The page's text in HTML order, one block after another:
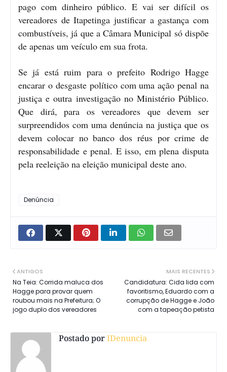
pago com dinheiro público. E vai ser difícil os
vereadores de Itapetinga justificar a gastança com
combustíveis, já que a Câmara Municipal só dispõe
de apenas um veículo em sua frota.
Se já está ruim para o prefeito Rodrigo Hagge
encarar o desgaste político com uma ação penal na
justiça e outra investigação no Ministério Público.
Que dirá, para os vereadores que devem ser
surpreendidos com uma denúncia na justiça que os
devem colocar no banco dos réus por crime de
responsabilidade e penal. E isso, em plena disputa
pela reeleição na eleição municipal deste ano.
Denúncia
MAIS RECENTES
Candidatura: Cida lida com
favoritismo, Eduardo com a
corrupção de Hagge e João
com a tapeação petista
ANTIGOS
Na Teia: Corrida maluca dos
Hagge para provar quem
roubou mais na Prefeitura; O
jogo duplo dos vereadores
Postado porIDenuncia